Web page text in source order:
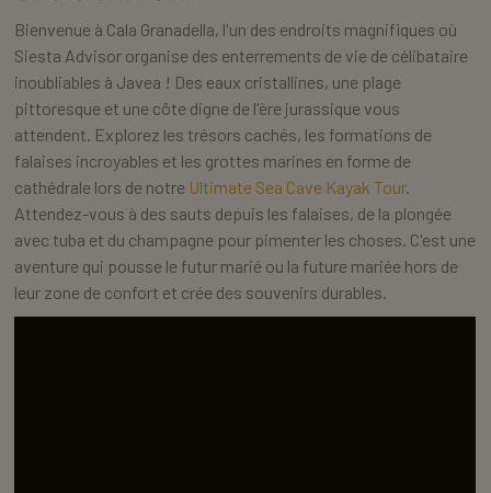
Bienvenue à Cala Granadella, l'un des endroits magnifiques où
Siesta Advisor organise des enterrements de vie de célibataire
inoubliables à Javea ! Des eaux cristallines, une plage
pittoresque et une côte digne de l'ère jurassique vous
attendent. Explorez les trésors cachés, les formations de
falaises incroyables et les grottes marines en forme de
cathédrale lors de notre Ultimate Sea Cave Kayak Tour.
Attendez-vous à des sauts depuis les falaises, de la plongée
avec tuba et du champagne pour pimenter les choses. C'est une
aventure qui pousse le futur marié ou la future mariée hors de
leur zone de confort et crée des souvenirs durables.